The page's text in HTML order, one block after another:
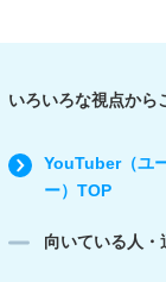
いろいろな視点から
YouTuber（ユ
ー）TOP
向いている人・